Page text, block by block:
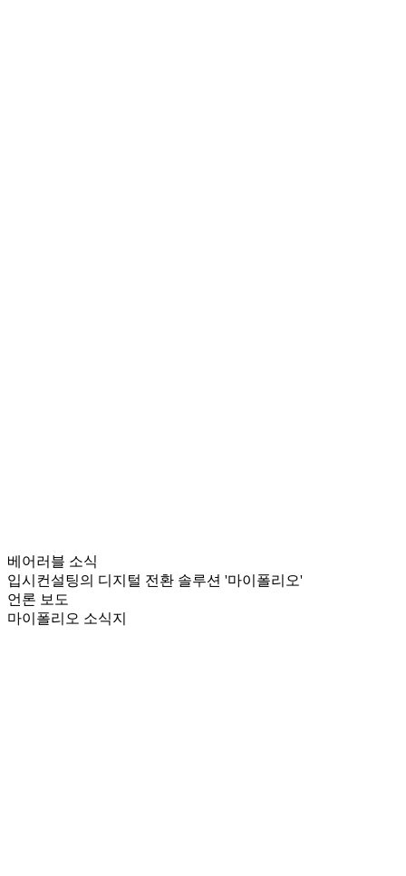
베어러블 소식
입시컨설팅의 디지털 전환 솔루션 '마이폴리오'
언론 보도
마이폴리오 소식지